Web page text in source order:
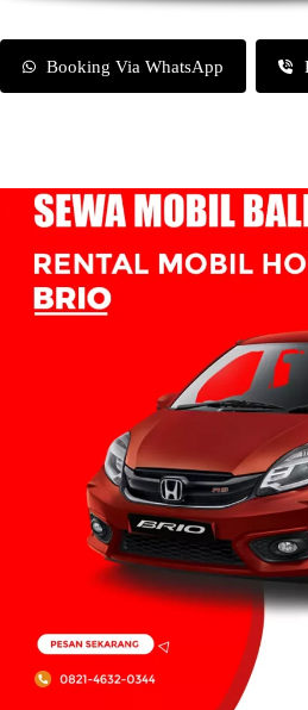
Booking Via WhatsApp